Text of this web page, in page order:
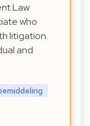
Law
who
litigation.
and